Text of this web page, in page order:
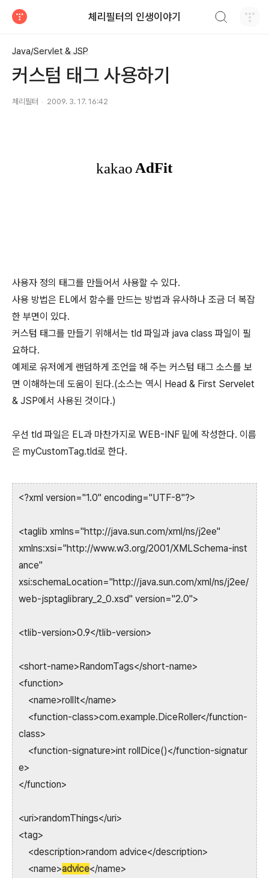
체리필터의 인생이야기
Java/Servlet & JSP
커스텀 태그 사용하기
체리필터 2009. 3. 17. 16:42
사용자 정의 태그를 만들어서 사용할 수 있다.
사용 방법은 EL에서 함수를 만드는 방법과 유사하나 조금 더 복잡
한 부면이 있다.
커스텀 태그를 만들기 위해서는 tld 파일과 java class 파일이 필
요하다.
예제로 유저에게 랜덤하게 조언을 해 주는 커스텀 태그 소스를 보
면 이해하는데 도움이 된다.(소스는 역시 Head & First Servelet
& JSP에서 사용된 것이다.)
우선 tld 파일은 EL과 마찬가지로 WEB-INF 밑에 작성한다. 이름
은 myCustomTag.tld로 한다.
<?xml version="1.0" encoding="UTF-8"?>
<taglib xmlns="http://java.sun.com/xml/ns/j2ee"
xmlns:xsi="http://www.w3.org/2001/XMLSchema-inst
ance"
xsi:schemaLocation="http://java.sun.com/xml/ns/j2ee/
web-jsptaglibrary_2_0.xsd" version="2.0">
<tlib-version>0.9</tlib-version>
<short-name>RandomTags</short-name>
<function>
<name>rollIt</name>
<function-class>com.example.DiceRoller</function-
class>
<function-signature>int rollDice()</function-signatur
e>
</function>
<uri>randomThings</uri>
<tag>
<description>random advice</description>
<name>advice</name>